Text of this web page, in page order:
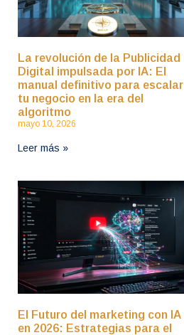
La revolución de la Publicidad
Digital impulsada por IA: El
manual definitivo para escalar
tu negocio en la era del
algoritmo
mayo 10, 2026
Leer más »
El Futuro del marketing con IA
en 2026: Estrategias para el